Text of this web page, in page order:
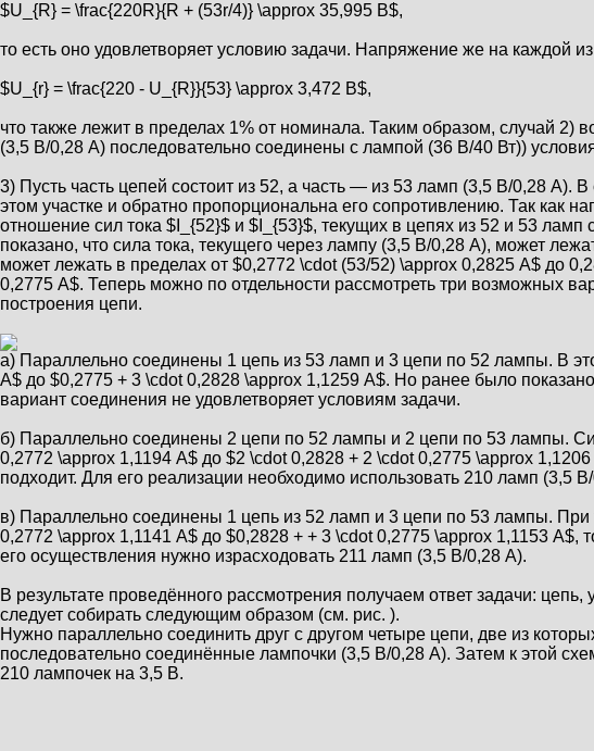
$U_{R} = \frac{220R}{R + (53r/4)} \approx 35,995 В$,
то есть оно удовлетворяет условию задачи. Напряжение же на каждой
$U_{r} = \frac{220 - U_{R}}{53} \approx 3,472 В$,
что также лежит в пределах 1% от номинала. Таким образом, случай
(3,5 В/0,28 А) последовательно соединены с лампой (36 В/40 Вт))
3) Пусть часть цепей состоит из 52, а часть — из 53 ламп (3,5 В/0,28
этом участке и обратно пропорциональна его сопротивлению. Так как
отношение сил тока $I_{52}$ и $I_{53}$, текущих в цепях из 52 и 53
показано, что сила тока, текущего через лампу (3,5 В/0,28 А), может
может лежать в пределах от $0,2772 \cdot (53/52) \approx 0,2825 А$ до
0,2775 А$. Теперь можно по отдельности рассмотреть три возможных
построения цепи.
а) Параллельно соединены 1 цепь из 53 ламп и 3 цепи по 52 лампы. В
А$ до $0,2775 + 3 \cdot 0,2828 \approx 1,1259 А$. Но ранее было
вариант соединения не удовлетворяет условиям задачи.
б) Параллельно соединены 2 цепи по 52 лампы и 2 цепи по 53 лампы.
0,2772 \approx 1,1194 А$ до $2 \cdot 0,2828 + 2 \cdot 0,2775 \approx
подходит. Для его реализации необходимо использовать 210 ламп (3,5
в) Параллельно соединены 1 цепь из 52 ламп и 3 цепи по 53 лампы. При
0,2772 \approx 1,1141 А$ до $0,2828 + + 3 \cdot 0,2775 \approx 1,1153 А$,
его осуществления нужно израсходовать 211 ламп (3,5 В/0,28 А).
В результате проведённого рассмотрения получаем ответ задачи:
следует собирать следующим образом (см. рис. ).
Нужно параллельно соединить друг с другом четыре цепи, две из
последовательно соединённые лампочки (3,5 В/0,28 А). Затем к этой
210 лампочек на 3,5 В.